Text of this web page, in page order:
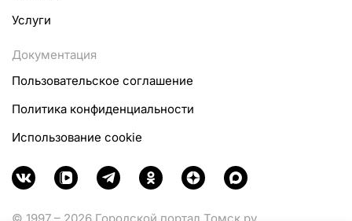
Услуги
Документация
Пользовательское соглашение
Политика конфиденциальности
Использование cookie